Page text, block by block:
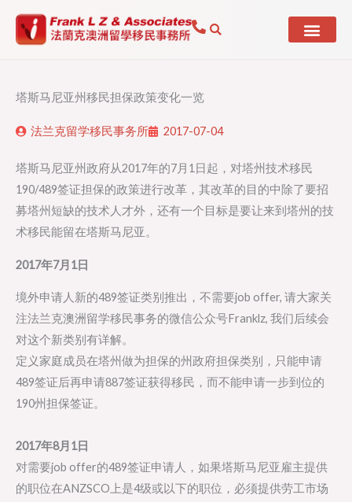
塔斯马尼亚州移民担保政策变化一览
法兰克留学移民事务所 2017-07-04
塔斯马尼亚州政府从2017年的7月1日起，对塔州技术移民
190/489签证担保的政策进行改革，其改革的目的中除了要招
募塔州短缺的技术人才外，还有一个目标是要让来到塔州的技
术移民能留在塔斯马尼亚。
2017年7月1日
境外申请人新的489签证类别推出，不需要job offer, 请大家关
注法兰克澳洲留学移民事务的微信公众号Franklz, 我们后续会
对这个新类别有详解。
定义家庭成员在塔州做为担保的州政府担保类别，只能申请
489签证后再申请887签证获得移民，而不能申请一步到位的
190州担保签证。
2017年8月1日
对需要job offer的489签证申请人，如果塔斯马尼亚雇主提供
的职位在ANZSCO上是4级或以下的职位，必须提供劳工市场